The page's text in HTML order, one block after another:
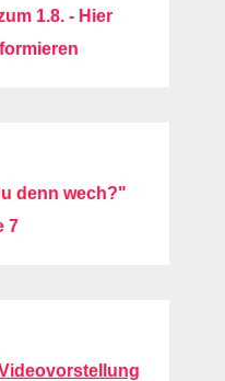
1.8. - Hier
denn wech?"
7